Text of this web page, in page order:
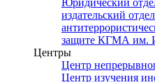
Юридический
издательский отдел
защите КГМА им.
Центры
Центр
Центр изучения